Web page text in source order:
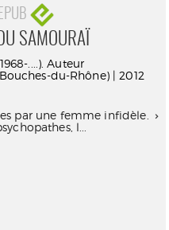
SAMOURAÏ
....). Auteur
du-Rhône) | 2012
par une femme infidèle.
l...